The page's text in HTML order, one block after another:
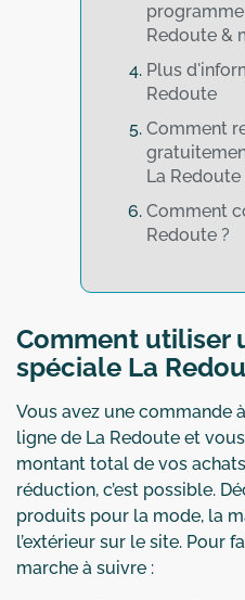
Redoute &
Plus
Redoute
Comment
La Redoute
Comment
Redoute ?
Comment utiliser
spéciale La
Vous avez une commande
ligne de La Redoute et
montant total de vos
réduction, c’est possible.
produits pour la mode, la
l’extérieur sur le site. Pour
marche à suivre :